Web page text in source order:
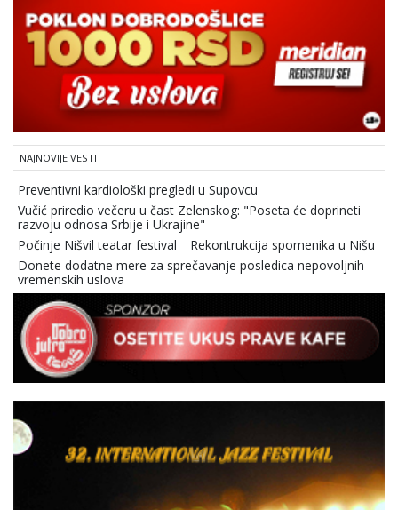
NAJNOVIJE VESTI
Preventivni kardiološki pregledi u Supovcu
Vučić priredio večeru u čast Zelenskog: "Poseta će doprineti
razvoju odnosa Srbije i Ukrajine"
Počinje Nišvil teatar festival
Rekontrukcija spomenika u Nišu
Donete dodatne mere za sprečavanje posledica nepovoljnih
vremenskih uslova